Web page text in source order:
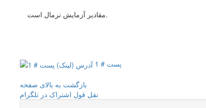
مقادیر آزمایش نرمال است.
پست # 1
بازگشت به بالای صفحه
نقل قول اشتراک در تلگرام